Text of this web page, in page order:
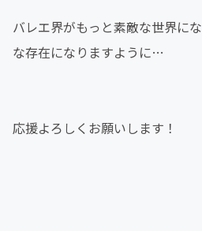
バレエ界がもっと素敵な世界に
な存在になりますように…
応援よろしくお願いします！